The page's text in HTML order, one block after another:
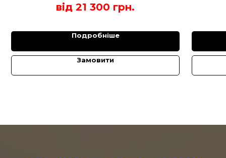
від 21 300 грн.
Подробніше
Замовити